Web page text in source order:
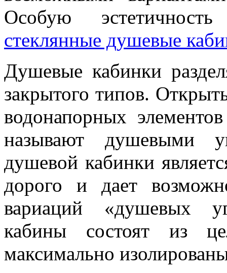
Особую
стеклянные душевые
Душевые кабинки
закрытого типов.
водонапорных
называют душевыми
душевой кабинки
дорого и дает
вариаций «душевых
кабины состоят из
максимально